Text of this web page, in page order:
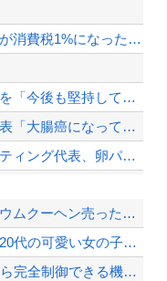
町のお弁当屋さん「申し訳ないが消費税1%になったらその分商品代を値上げするわ」 ...
【悲報】高市さん、非核三原則を「今後も堅持していく」の表現削除WWWWWWWWW...
【悲報】有名漫画家、がんを公表「大腸癌になってしまいました。肝臓に転移も見られて...
【悲報】東京五輪ウェイトリフティング代表、卵パックを盗んで逮捕ｗｗｗｗｗｗｗ
【悲報】寿美花代さん死去、94歳 高島忠夫さんの妻で高嶋政宏・政伸の母
株式投資、若年男性の自信喪失の原因に-6割超が「人生の敗者」自認
【画像】 日産が社運をかけて発売するSUVｗｗｗｗｗｗｗ
ジャンポケ斉藤の被害女性「バウムクーヘン売ったりTikTokライブしててムカつい...
アラフィフ正社員の男性が若い20代の可愛い女の子以外には挨拶をしない
中国製ルーター20機種に外部から完全制御できる機能が仕込まれていたことが判明・・...